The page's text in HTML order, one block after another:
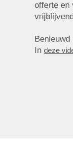
offerte en
In deze